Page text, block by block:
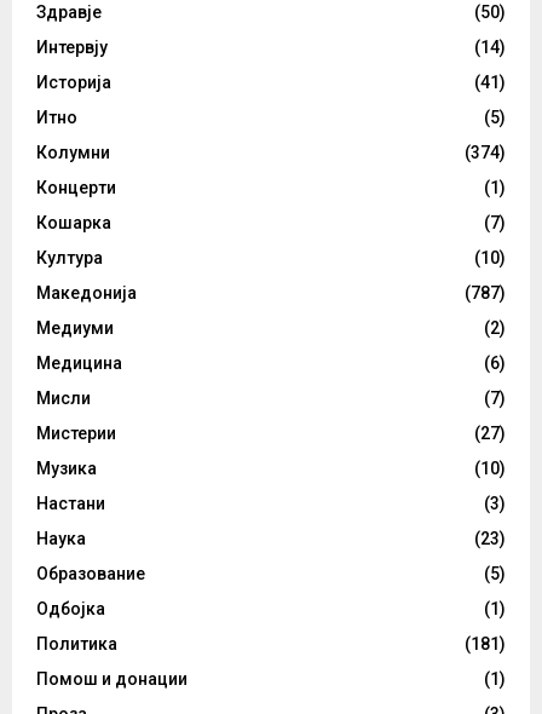
Здравје
(50)
Интервју
(14)
Историја
(41)
Итно
(5)
Колумни
(374)
Концерти
(1)
Кошарка
(7)
Култура
(10)
Македонија
(787)
Медиуми
(2)
Медицина
(6)
Мисли
(7)
Мистерии
(27)
Музика
(10)
Настани
(3)
Наука
(23)
Образование
(5)
Одбојка
(1)
Политика
(181)
Помош и донации
(1)